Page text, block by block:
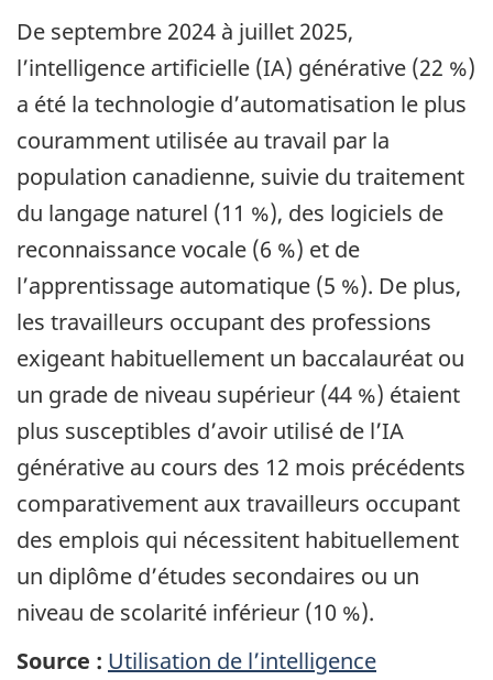
De septembre 2024 à juillet 2025,
l’intelligence artificielle (IA) générative (22 %)
a été la technologie d’automatisation le plus
couramment utilisée au travail par la
population canadienne, suivie du traitement
du langage naturel (11 %), des logiciels de
reconnaissance vocale (6 %) et de
l’apprentissage automatique (5 %). De plus,
les travailleurs occupant des professions
exigeant habituellement un baccalauréat ou
un grade de niveau supérieur (44 %) étaient
plus susceptibles d’avoir utilisé de l’IA
générative au cours des 12 mois précédents
comparativement aux travailleurs occupant
des emplois qui nécessitent habituellement
un diplôme d’études secondaires ou un
niveau de scolarité inférieur (10 %).
Source : Utilisation de l’intelligence